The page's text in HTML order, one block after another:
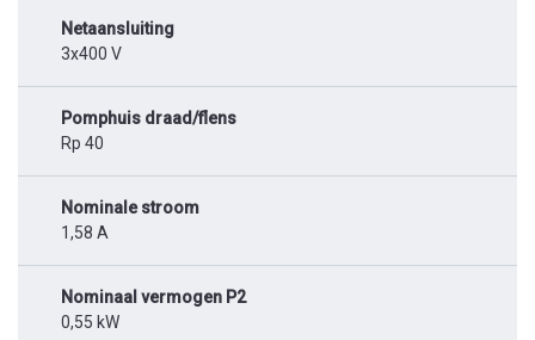
Netaansluiting
3x400 V
Pomphuis draad/flens
Rp 40
Nominale stroom
1,58 A
Nominaal vermogen P2
0,55 kW